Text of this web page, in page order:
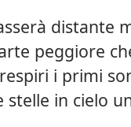
distante
peggiore
i primi
in cielo